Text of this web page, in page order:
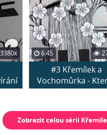
3380x 6:45
#3 Křemílek a
Vochomůrka -
pudrovali jah...
Zobrazit celou sérii